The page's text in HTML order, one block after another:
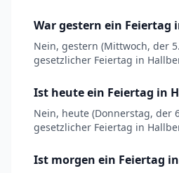
War gestern ein Feiertag
Nein, gestern (Mittwoch, der
gesetzlicher Feiertag in
Ist heute ein Feiertag in
Nein, heute (Donnerstag, der
gesetzlicher Feiertag in
Ist morgen ein Feiertag